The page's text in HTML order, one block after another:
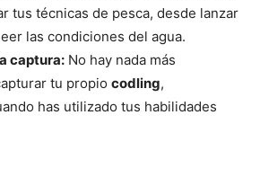
tus técnicas de pesca, desde lanzar
las condiciones del agua.
captura: No hay nada más
tu propio codling,
has utilizado tus habilidades